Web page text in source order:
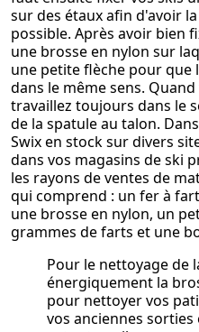
sur des étaux afin d'avoir
possible. Après avoir bien
une brosse en nylon sur
une petite flèche pour que
dans le même sens.
travaillez toujours dans le
de la spatule au talon.
Swix en stock sur divers
dans vos magasins de ski
les rayons de ventes de
qui comprend : un fer à
une brosse en nylon, un
grammes de farts et une
Pour le nettoyage de
énergiquement la
pour nettoyer vos
vos anciennes